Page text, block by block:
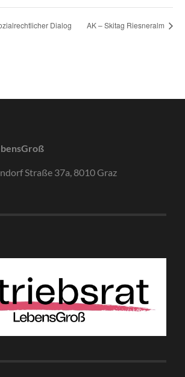
Dialog AK – Skitag Riesneralm
Straße 37a, 8010 Graz